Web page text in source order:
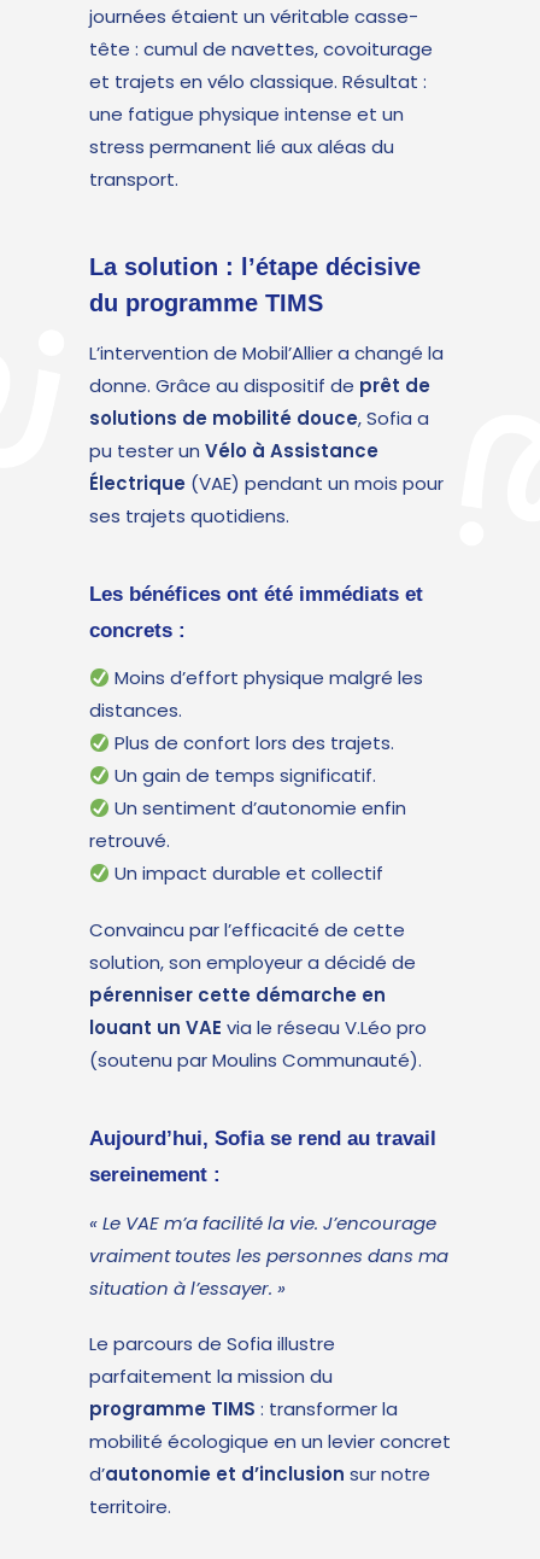
journées étaient un véritable casse-
tête : cumul de navettes, covoiturage
et trajets en vélo classique. Résultat :
une fatigue physique intense et un
stress permanent lié aux aléas du
transport.
La solution : l’étape décisive
du programme TIMS
L’intervention de Mobil’Allier a changé la
donne. Grâce au dispositif de prêt de
solutions de mobilité douce, Sofia a
pu tester un Vélo à Assistance
Électrique (VAE) pendant un mois pour
ses trajets quotidiens.
Les bénéfices ont été immédiats et
concrets :
Moins d’effort physique malgré les
distances.
Plus de confort lors des trajets.
Un gain de temps significatif.
Un sentiment d’autonomie enfin
retrouvé.
Un impact durable et collectif
Convaincu par l’efficacité de cette
solution, son employeur a décidé de
pérenniser cette démarche en
louant un VAE via le réseau V.Léo pro
(soutenu par Moulins Communauté).
Aujourd’hui, Sofia se rend au travail
sereinement :
« Le VAE m’a facilité la vie. J’encourage
vraiment toutes les personnes dans ma
situation à l’essayer. »
Le parcours de Sofia illustre
parfaitement la mission du
programme TIMS : transformer la
mobilité écologique en un levier concret
d’autonomie et d’inclusion sur notre
territoire.